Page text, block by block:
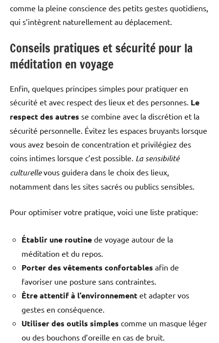
comme la pleine conscience des petits gestes quotidiens,
qui s’intègrent naturellement au déplacement.
Conseils pratiques et sécurité pour la
méditation en voyage
Enfin, quelques principes simples pour pratiquer en
sécurité et avec respect des lieux et des personnes. Le
respect des autres se combine avec la discrétion et la
sécurité personnelle. Évitez les espaces bruyants lorsque
vous avez besoin de concentration et privilégiez des
coins intimes lorsque c’est possible. La sensibilité
culturellevous guidera dans le choix des lieux,
notamment dans les sites sacrés ou publics sensibles.
Pour optimiser votre pratique, voici une liste pratique:
Établir une routine de voyage autour de la
méditation et du repos.
Porter des vêtements confortables afin de
favoriser une posture sans contraintes.
Être attentif à l’environnement et adapter vos
gestes en conséquence.
Utiliser des outils simples comme un masque léger
ou des bouchons d’oreille en cas de bruit.